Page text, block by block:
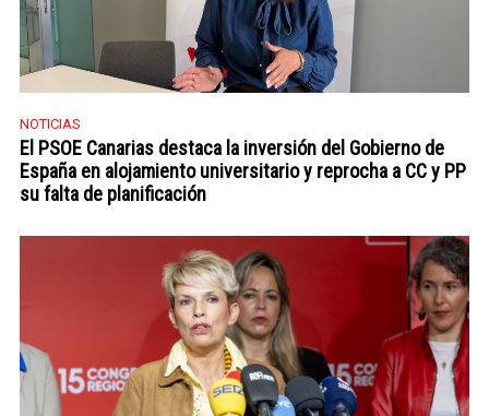
NOTICIAS
El PSOE Canarias destaca la inversión del Gobierno de
España en alojamiento universitario y reprocha a CC y PP
su falta de planificación